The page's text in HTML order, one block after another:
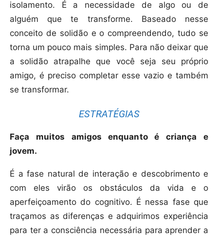
isolamento. É a necessidade de algo ou de
alguém que te transforme. Baseado nesse
conceito de solidão e o compreendendo, tudo se
torna um pouco mais simples. Para não deixar que
a solidão atrapalhe que você seja seu próprio
amigo, é preciso completar esse vazio e também
se transformar.
ESTRATÉGIAS
Faça muitos amigos enquanto é criança e
jovem.
É a fase natural de interação e descobrimento e
com eles virão os obstáculos da vida e o
aperfeiçoamento do cognitivo. É nessa fase que
traçamos as diferenças e adquirimos experiência
para ter a consciência necessária para aprender a